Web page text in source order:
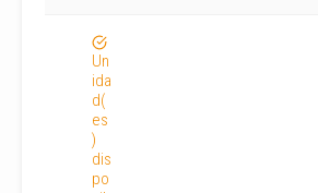
Un
ida
d(
es
)
dis
po